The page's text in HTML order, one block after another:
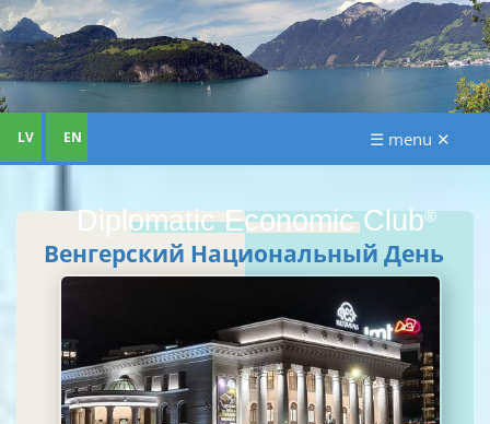
Diplomatic Economic Club®
LV EN ☰ menu ✕
Венгерский Национальный День